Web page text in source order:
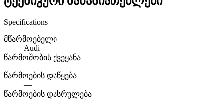
Specifications
მწარმოებელი
Audi
წარმოშობის ქვეყანა
—
წარმოების დაწყება
—
წარმოების დასრულება